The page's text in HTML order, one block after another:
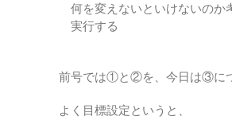
何を変えないといけないのか
実行する
前号では①と②を、今日は③につ
よく目標設定というと、